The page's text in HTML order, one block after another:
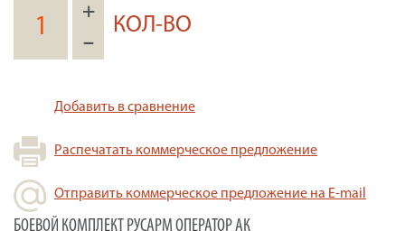
+
–
КОЛ-ВО
Добавить в сравнение
Распечатать коммерческое предложение
Отправить коммерческое предложение на E-mail
БОЕВОЙ КОМПЛЕКТ РУСАРМ ОПЕРАТОР АК